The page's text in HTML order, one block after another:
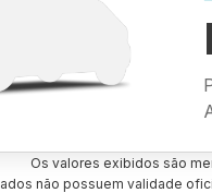
Os valores exibidos são
não possuem validade